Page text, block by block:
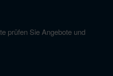
prüfen Sie Angebote und